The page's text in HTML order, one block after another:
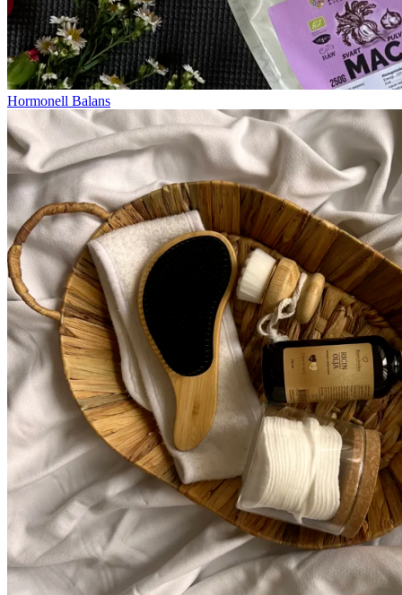
Hormonell Balans